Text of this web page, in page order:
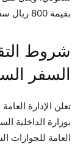
بقيمة 800 ريال سعودي.
شروط
السفر
تعلن الإدارة
بوزارة الداخلية
العامة للجوازات